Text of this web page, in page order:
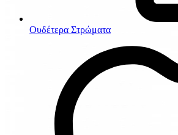
Ουδέτερα Στρώματα